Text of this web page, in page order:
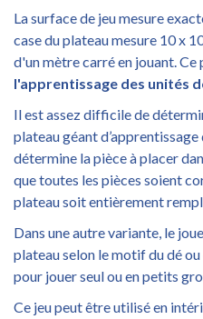
La surface de jeu mesure
case du plateau mesure 10 x
d'un mètre carré en jouant.
l'apprentissage des unités
Il est assez difficile de
plateau géant
détermine la pièce à placer
que toutes les pièces soient
plateau soit entièrement
Dans une autre variante, le
plateau selon le motif du dé
pour jouer seul ou en petits
Ce jeu peut être utilisé en